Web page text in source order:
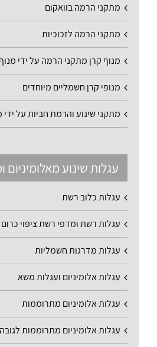
מתקני הרמה בוואקום
מתקני הרמה לזכוכיות
מנוף קרן מתקני הרמה על ידי מנוף
מנופי קרן חשמליים מיוחדים
מתקני שינוע והרמת חביות על ידי
עגלות שינוע
עגלות כלוב רשת
עגלות רשת ומדפי רשת ציפוי
עגלות מדרגות חשמליות
עגלות אלומיניום ועגלות משא
עגלות אלומיניום מתרוממות
עגלות אלומיניום מתרוממות לגובה